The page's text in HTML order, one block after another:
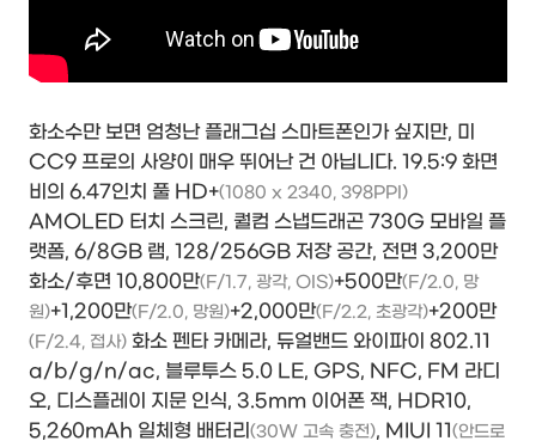
화소수만 보면 엄청난 플래그십 스마트폰인가 싶지만, 미
CC9 프로의 사양이 매우 뛰어난 건 아닙니다. 19.5:9 화면
비의 6.47인치 풀 HD+(1080 x 2340, 398PPI)
AMOLED 터치 스크린, 퀄컴 스냅드래곤 730G 모바일 플
랫폼, 6/8GB 램, 128/256GB 저장 공간, 전면 3,200만
화소/후면 10,800만(F/1.7, 광각, OIS)+500만(F/2.0, 망
원)+1,200만(F/2.0, 망원)+2,000만(F/2.2, 초광각)+200만
(F/2.4, 접사) 화소 펜타 카메라, 듀얼밴드 와이파이 802.11
a/b/g/n/ac, 블루투스 5.0 LE, GPS, NFC, FM 라디
오, 디스플레이 지문 인식, 3.5mm 이어폰 잭, HDR10,
5,260mAh 일체형 배터리 (30W 고속 충전), MIUI 11(안드로